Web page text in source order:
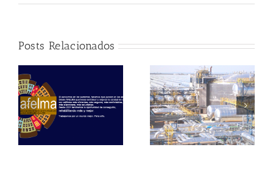
Posts Relacionados
Uno a uno los
contenidos de la
Jornada de